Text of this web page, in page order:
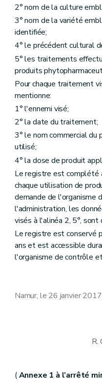
2° nom de la culture
3° nom de la variété
identifiée;
4° le précédent cultural
5° les traitements
produits
Pour chaque traitement
mentionne:
1° l'ennemi visé;
2° la date du traitement;
3° le nom commercial du
utilisé;
4° la dose de produit
Le registre est complété
chaque utilisation de
demande de l'organisme
l'administration, les
visés à l'alinéa 2, 5°,
Le registre est conservé
ans et est accessible
l'organisme de contrôle
Namur, le 26 janvier
R.
(Annexe 1 à l’arrêté